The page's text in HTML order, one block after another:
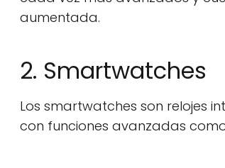
aumentada.
2. Smartwatches
Los smartwatches son relojes
con funciones avanzadas